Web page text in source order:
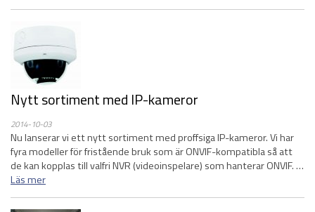
Nytt sortiment med IP-kameror
2014-10-03
Nu lanserar vi ett nytt sortiment med proffsiga IP-kameror. Vi har
fyra modeller för fristående bruk som är ONVIF-kompatibla så att
de kan kopplas till valfri NVR (videoinspelare) som hanterar ONVIF. …
Läs mer